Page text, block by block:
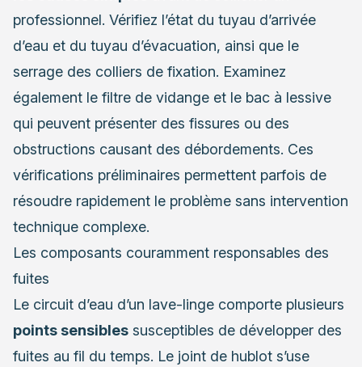
professionnel. Vérifiez l’état du tuyau d’arrivée
d’eau et du tuyau d’évacuation, ainsi que le
serrage des colliers de fixation. Examinez
également le filtre de vidange et le bac à lessive
qui peuvent présenter des fissures ou des
obstructions causant des débordements. Ces
vérifications préliminaires permettent parfois de
résoudre rapidement le problème sans intervention
technique complexe.
Les composants couramment responsables des
fuites
Le circuit d’eau d’un lave-linge comporte plusieurs
points sensibles susceptibles de développer des
fuites au fil du temps. Le joint de hublot s’use